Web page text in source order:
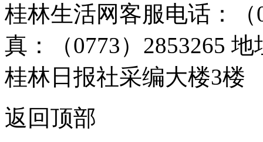
桂林生活网客服电话：（
真：（0773）2853265
桂林日报社采编大楼3楼
返回顶部